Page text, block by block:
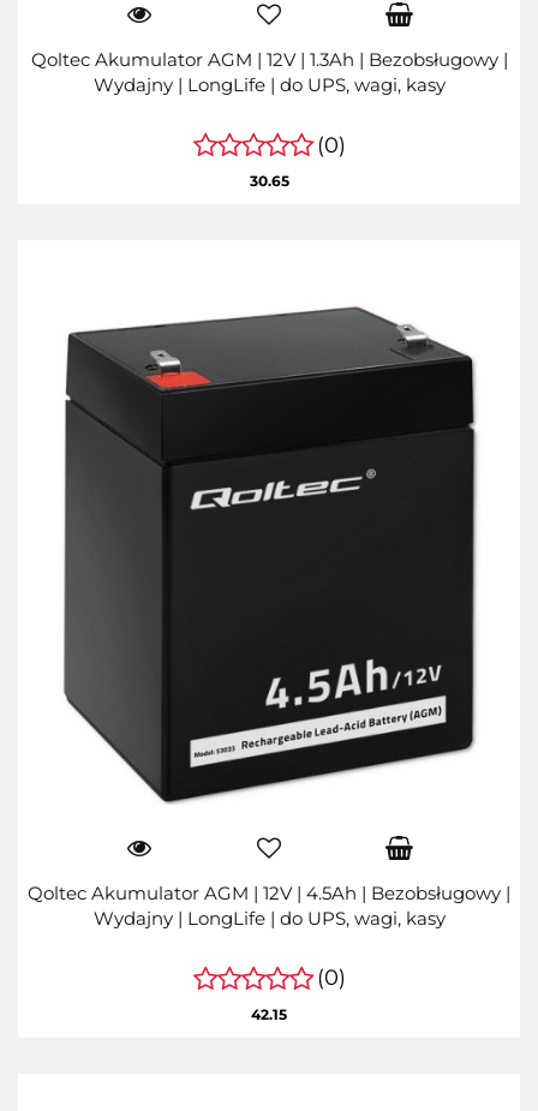
Qoltec Akumulator AGM | 12V | 1.3Ah | Bezobsługowy |
Wydajny | LongLife | do UPS, wagi, kasy
(0)
30.65
Qoltec Akumulator AGM | 12V | 4.5Ah | Bezobsługowy |
Wydajny | LongLife | do UPS, wagi, kasy
(0)
42.15